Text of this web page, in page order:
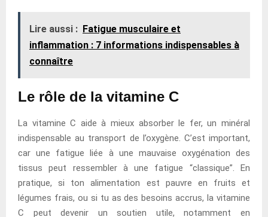
Lire aussi : Fatigue musculaire et
inflammation : 7 informations indispensables à
connaître
Le rôle de la vitamine C
La vitamine C aide à mieux absorber le fer, un minéral
indispensable au transport de l’oxygène. C’est important,
car une fatigue liée à une mauvaise oxygénation des
tissus peut ressembler à une fatigue “classique”. En
pratique, si ton alimentation est pauvre en fruits et
légumes frais, ou si tu as des besoins accrus, la vitamine
C peut devenir un soutien utile, notamment en